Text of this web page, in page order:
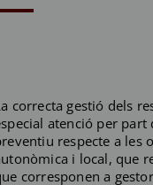
correcta gestió dels
atenció per
respecte a les
i local, que
corresponen a